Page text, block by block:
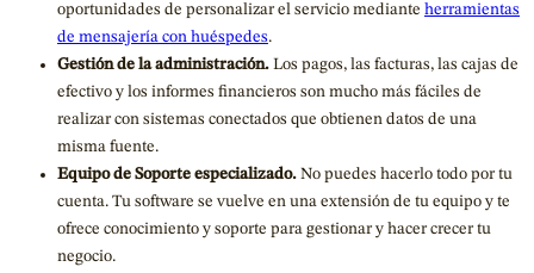
oportunidades de personalizar el servicio mediante herramientas
de mensajería con huéspedes.
Gestión de la administración. Los pagos, las facturas, las cajas de
efectivo y los informes financieros son mucho más fáciles de
realizar con sistemas conectados que obtienen datos de una
misma fuente.
Equipo de Soporte especializado. No puedes hacerlo todo por tu
cuenta. Tu software se vuelve en una extensión de tu equipo y te
ofrece conocimiento y soporte para gestionar y hacer crecer tu
negocio.